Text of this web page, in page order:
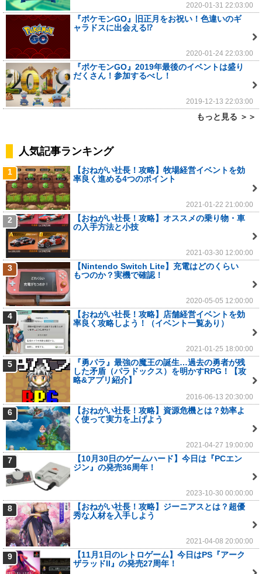
2020-01-31 22:03:00
『ポケモンGO』旧正月をお祝い！色違いのギ
ャラドスに出会える⁉
2020-01-24 22:03:00
『ポケモンGO』2019年最後のイベントは盛り
だくさん！参加するべし！
2019-12-13 22:03:00
もっと見る ＞＞
人気記事ランキング
1
【おねがい社長！攻略】牧場経営イベントを効
率良く進める4つのポイント
2021-01-22 21:00:00
2
【おねがい社長！攻略】オススメの乗り物・車
の入手方法と小技
2021-03-30 12:00:00
3
【Nintendo Switch Lite】充電はどのくらい
もつのか？実機で確認！
2020-05-05 12:00:00
4
【おねがい社長！攻略】店舗経営イベントを効
率良く攻略しよう！（イベント一覧あり）
2021-01-25 18:00:00
5
『勇パラ』最強の魔王の誕生…過去の勇者が残
した矛盾（パラドックス）を明かすRPG！【攻
略&アプリ紹介】
2016-06-13 20:30:00
6
【おねがい社長！攻略】資源危機とは？効率よ
く使って実力を上げよう
2021-04-27 19:00:00
7
【10月30日のゲームハード】今日は『PCエン
ジン』の発売36周年！
2023-10-30 00:00:00
8
【おねがい社長！攻略】ジーニアスとは？超優
秀な人材を入手しよう
2021-04-08 20:00:00
9
【11月1日のレトロゲーム】今日はPS『アーク
ザラッドII』の発売27周年！